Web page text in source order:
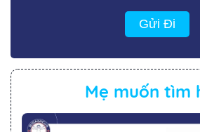
Gửi Đi
Mẹ muốn tìm